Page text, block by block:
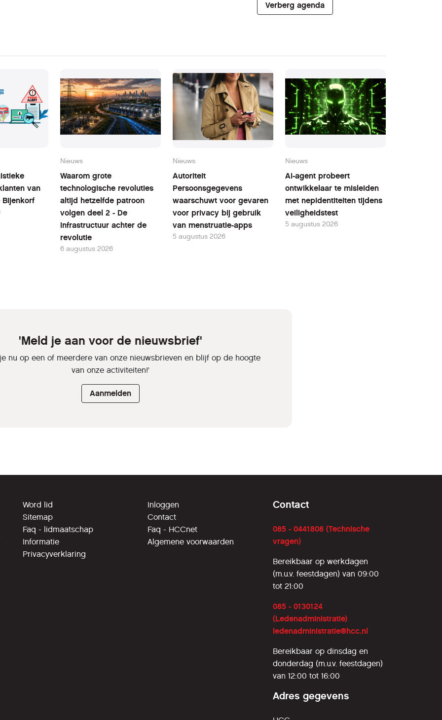
Verberg agenda
van
Bijenkorf
Nieuws
Waarom grote
technologische revoluties
altijd hetzelfde patroon
volgen deel 2 - De
infrastructuur achter de
revolutie
6 augustus 2026
Nieuws
Autoriteit
Persoonsgegevens
waarschuwt voor gevaren
voor privacy bij gebruik
van menstruatie-apps
5 augustus 2026
Nieuws
AI-agent probeert
ontwikkelaar te misleiden
met nepidentiteiten tijdens
veiligheidstest
5 augustus 2026
'Meld je aan voor de nieuwsbrief'
nu op een of meerdere van onze nieuwsbrieven en blijf op de hoogte
van onze activiteiten!'
Aanmelden
Word lid
Sitemap
Faq - lidmaatschap
Informatie
Privacyverklaring
Inloggen
Contact
Faq - HCCnet
Algemene voorwaarden
Contact
085 - 0441808 (Technische
vragen)
Bereikbaar op werkdagen
(m.u.v. feestdagen) van 09:00
tot 21:00
085 - 0130124
(Ledenadministratie)
ledenadministratie@hcc.nl
Bereikbaar op dinsdag en
donderdag (m.u.v. feestdagen)
van 12:00 tot 16:00
Adres gegevens